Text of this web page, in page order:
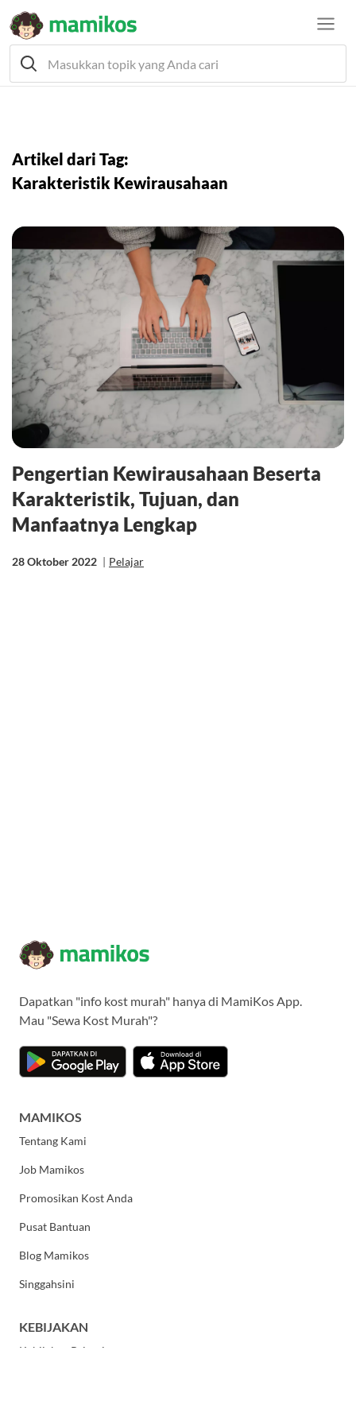
Artikel dari Tag:
Karakteristik Kewirausahaan
Pengertian Kewirausahaan Beserta
Karakteristik, Tujuan, dan
Manfaatnya Lengkap
28 Oktober 2022 | Pelajar
Dapatkan "info kost murah" hanya di MamiKos App.
Mau "Sewa Kost Murah"?
MAMIKOS
Tentang Kami
Job Mamikos
Promosikan Kost Anda
Pusat Bantuan
Blog Mamikos
Singgahsini
KEBIJAKAN
Kebijakan Privasi